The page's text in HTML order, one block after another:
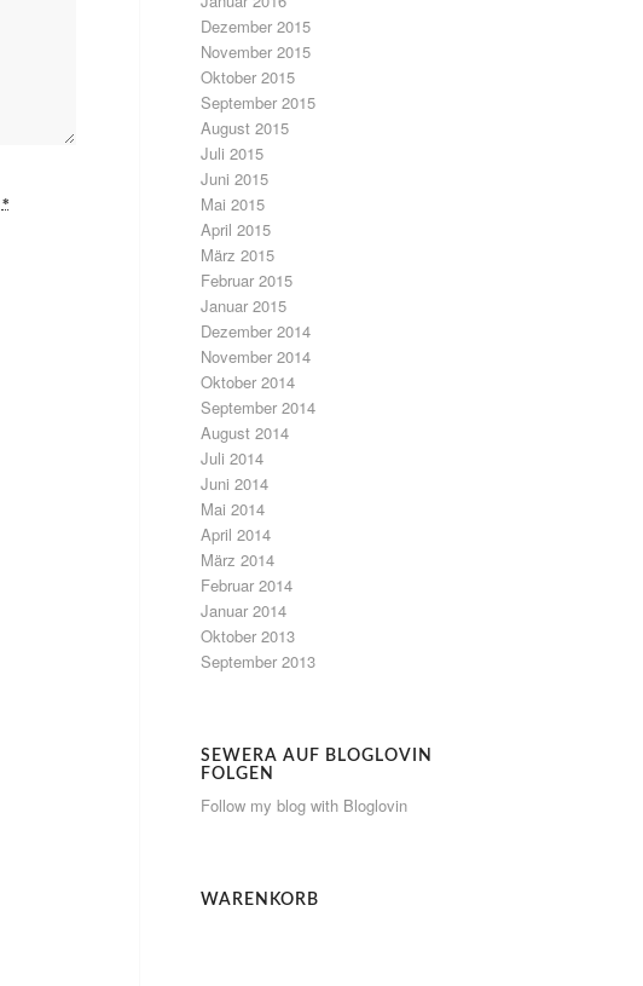
*
Dezember 2015
November 2015
Oktober 2015
September 2015
August 2015
Juli 2015
Juni 2015
Mai 2015
April 2015
März 2015
Februar 2015
Januar 2015
Dezember 2014
November 2014
Oktober 2014
September 2014
August 2014
Juli 2014
Juni 2014
Mai 2014
April 2014
März 2014
Februar 2014
Januar 2014
Oktober 2013
September 2013
SEWERA AUF BLOGLOVIN
FOLGEN
Follow my blog with Bloglovin
WARENKORB